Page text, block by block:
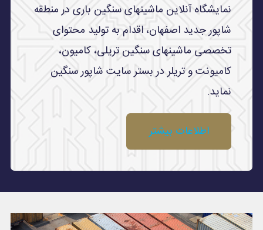
نمایشگاه آنلاین ماشینهای سنگین باری در منطقه
شاپور جدید اصفهان، اقدام به تولید محتوای
تخصصی ماشینهای سنگین تریلی، کامیون،
کامیونت و تریلر در بستر سایت شاپور سنگین
نماید.
اطلاعات بیشتر